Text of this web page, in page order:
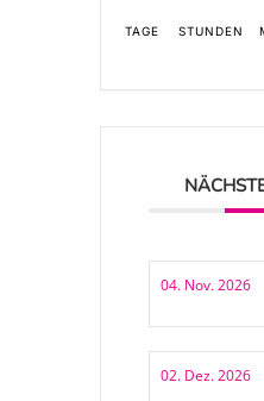
TAGE STUNDEN
04. Nov. 2026
02. Dez. 2026